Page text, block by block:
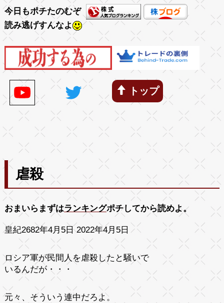
今日もポチたのむぞ
読み逃げすんなよ
トップ
虐殺
おまいらまずはランキングポチしてから読めよ。
皇紀2682年4月5日 2022年4月5日
ロシア軍が民間人を虐殺したと騒いで
いるんだが・・・
元々、そういう連中だろよ。